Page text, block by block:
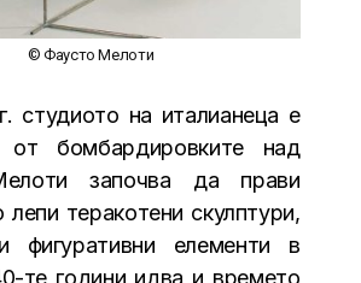
© Фаусто Мелоти
студиото на италианеца е
от бомбардировките над
започва да прави
лепи теракотени скулптури,
фигуративни елементи в
те години идва и времето